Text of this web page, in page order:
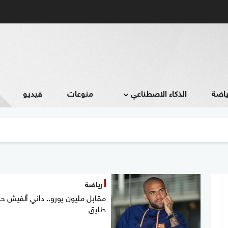
الذكاء الاصطناعي منوعات فيديو
رياضة
مقابل مليون يورو.. داني ألفيش
طليق